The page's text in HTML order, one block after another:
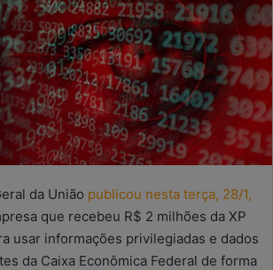
da União publicou nesta terça, 28/1,
que recebeu R$ 2 milhões da XP
usar informações privilegiadas e dados
da Caixa Econômica Federal de forma